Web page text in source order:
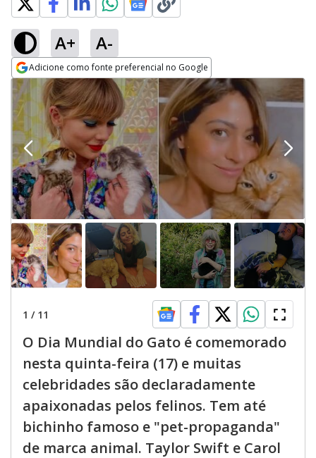
A+ A-
Adicione como fonte preferencial no Google
Opens in new window
1 / 11
O Dia Mundial do Gato é comemorado
nesta quinta-feira (17) e muitas
celebridades são declaradamente
apaixonadas pelos felinos. Tem até
bichinho famoso e "pet-propaganda"
de marca animal. Taylor Swift e Carol